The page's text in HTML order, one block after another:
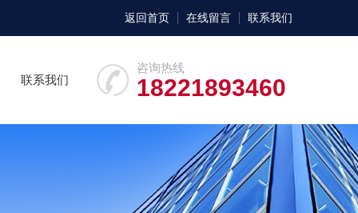
返回首页 在线留言 联系我们
咨询热线
18221893460
联系我们